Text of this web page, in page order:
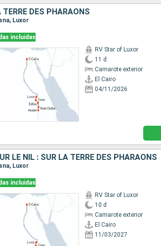
TERRE DES PHARAONS
Luxor
incluidas
RV Star of Luxor
11 d
Camarote exterior
El Cairo
04/11/2026
LE NIL : SUR LA TERRE DES PHARAONS
Luxor
incluidas
RV Star of Luxor
10 d
Camarote exterior
El Cairo
11/03/2027